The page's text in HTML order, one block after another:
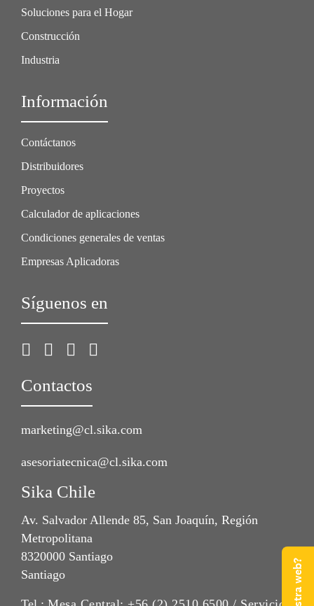
Soluciones para el Hogar
Construcción
Industria
Información
Contáctanos
Distribuidores
Proyectos
Calculador de aplicaciones
Condiciones generales de ventas
Empresas Aplicadoras
Síguenos en
Contactos
marketing@cl.sika.com
asesoriatecnica@cl.sika.com
Sika Chile
Av. Salvador Allende 85, San Joaquín, Región
Metropolitana
8320000 Santiago
Santiago